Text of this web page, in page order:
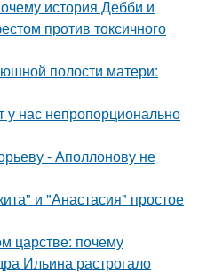
история Дебби и
против токсичного
полости матери:
у нас непропорционально
- Аполлонову не
и "Анастасия" простое
царстве: почему
Ильина растрогало